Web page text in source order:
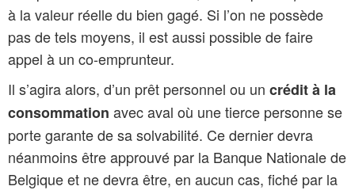
à la valeur réelle du bien gagé. Si l’on ne possède
pas de tels moyens, il est aussi possible de faire
appel à un co-emprunteur.
Il s’agira alors, d’un prêt personnel ou un crédit à la
consommation avec aval où une tierce personne se
porte garante de sa solvabilité. Ce dernier devra
néanmoins être approuvé par la Banque Nationale de
Belgique et ne devra être, en aucun cas, fiché par la